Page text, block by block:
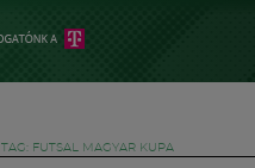
TAG: FUTSAL MAGYAR KUPA